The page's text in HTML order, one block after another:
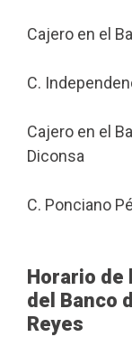
Cajero en el
C.
Cajero en el
Diconsa
C. Ponciano
Horario de
del Banco
Reyes